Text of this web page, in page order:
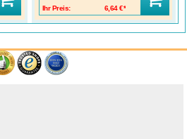
Ihr Preis:
6,64 €*